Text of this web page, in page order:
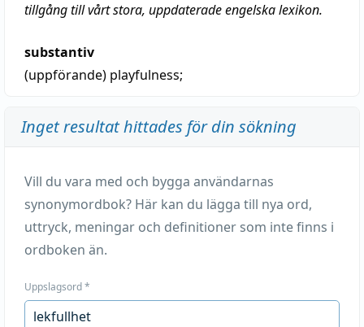
tillgång till vårt stora, uppdaterade engelska lexikon.
substantiv
(uppförande) playfulness;
Inget resultat hittades för din sökning
Vill du vara med och bygga användarnas
synonymordbok? Här kan du lägga till nya ord,
uttryck, meningar och definitioner som inte finns i
ordboken än.
Uppslagsord*